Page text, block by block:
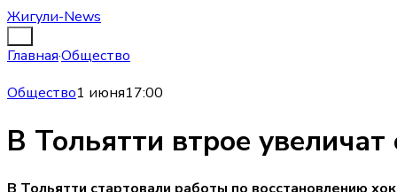
Жигули-News
Главная·Общество
Общество1 июня17:00
В Тольятти втрое